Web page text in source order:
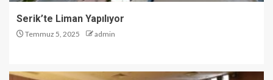
Serik’te Liman Yapılıyor
Temmuz 5, 2025 admin